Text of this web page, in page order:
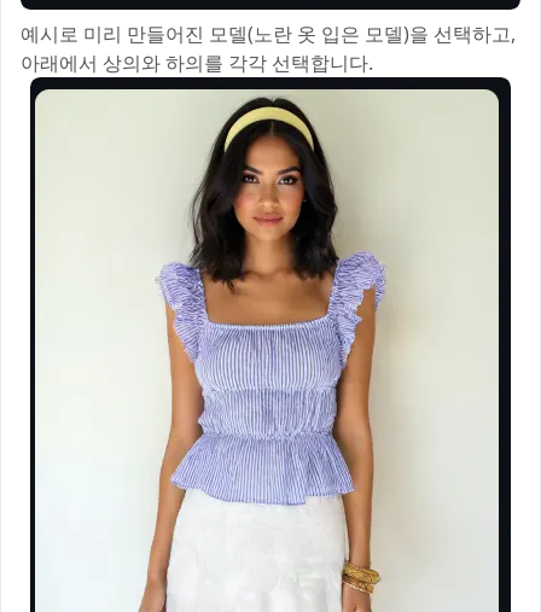
예시로 미리 만들어진 모델(노란 옷 입은 모델)을 선택하고,
아래에서 상의와 하의를 각각 선택합니다.